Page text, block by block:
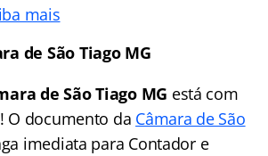
mais
de São Tiago MG
de São Tiago MG está com
O documento da Câmara de São
imediata para Contador e